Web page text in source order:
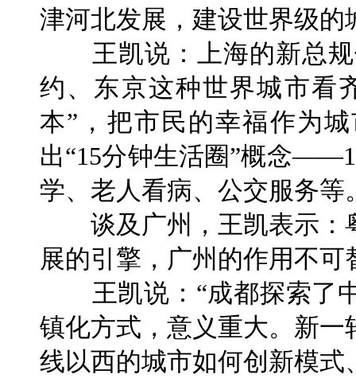
津河北发展，建设世界级的
王凯说：上海的新总规
约、东京这种世界城市看
本”，把市民的幸福作为
出“15分钟生活圈”概念
学、老人看病、公交服务等
谈及广州，王凯表示：
展的引擎，广州的作用不可
王凯说：“成都探索了
镇化方式，意义重大。新
线以西的城市如何创新模